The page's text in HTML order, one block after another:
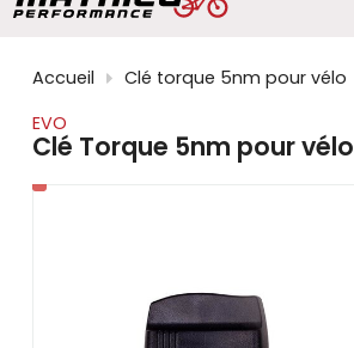
Appuyez
pour
résultat
de
peuvent
Accueil
Clé torque 5nm pour vélo
EVO
Clé Torque 5nm pour vélo